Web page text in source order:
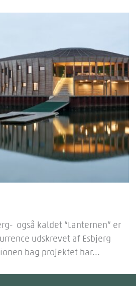
også kaldet “Lanternen” er
udskrevet af Esbjerg
bag projektet har...